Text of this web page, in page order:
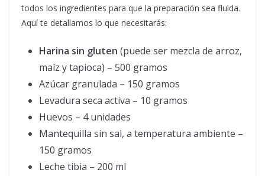
todos los ingredientes para que la preparación sea fluida.
Aquí te detallamos lo que necesitarás:
Harina sin gluten (puede ser mezcla de arroz,
maíz y tapioca) – 500 gramos
Azúcar granulada – 150 gramos
Levadura seca activa – 10 gramos
Huevos – 4 unidades
Mantequilla sin sal, a temperatura ambiente –
150 gramos
Leche tibia – 200 ml